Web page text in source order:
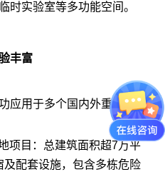
时实验室等多功能空间。
丰富
应用于多个国内外重大项
项目：总建筑面积超7万平
配套设施，包含多栋危险